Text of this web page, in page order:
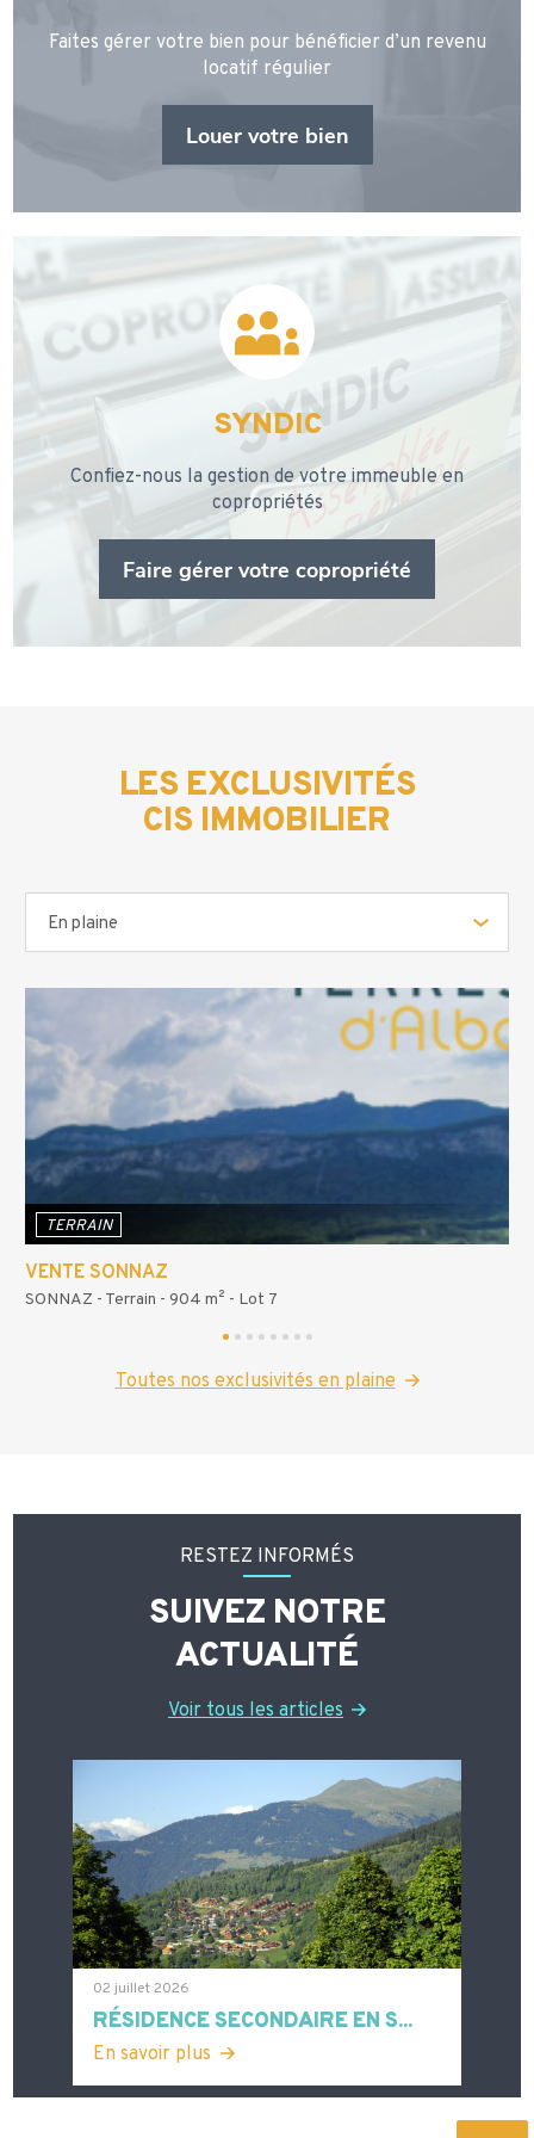
Faites gérer votre bien pour bénéficier d’un revenu
locatif régulier
Louer votre bien
SYNDIC
Confiez-nous la gestion de votre immeuble en
copropriétés
Faire gérer votre copropriété
LES EXCLUSIVITÉS
CIS IMMOBILIER
TERRAIN
VENTE SONNAZ
SONNAZ - Terrain - 904 m² - Lot 7
Toutes nos exclusivités en plaine
RESTEZ INFORMÉS
SUIVEZ NOTRE
ACTUALITÉ
Voir tous les articles
02 juillet 2026
RÉSIDENCE SECONDAIRE EN S...
En savoir plus